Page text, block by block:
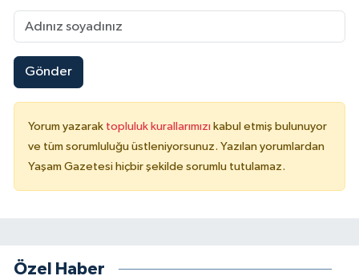
Gönder
Yorum yazarak topluluk kurallarımızı kabul etmiş bulunuyor
ve tüm sorumluluğu üstleniyorsunuz. Yazılan yorumlardan
Yaşam Gazetesi hiçbir şekilde sorumlu tutulamaz.
Özel Haber